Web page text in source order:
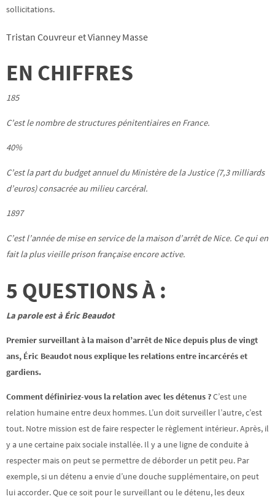
sollicitations.
Tristan Couvreur et Vianney Masse
EN CHIFFRES
185
C’est le nombre de structurespénitentiaires en France.
40%
C’est la part du budget annuel du Ministère de la Justice (7,3milliards
d’euros)consacrée au milieu carcéral.
1897
C’est l’année de mise en service de la maison d’arrêt de Nice. Ce qui en
fait la plus vieille prison française encore active.
5 QUESTIONS À :
La parole est à Éric Beaudot
Premier surveillant à la maison d’arrêt de Nice depuis plus de vingt
ans, Éric Beaudot nous explique les relations entre incarcérés et
gardiens.
Comment définiriez-vous la relation avec les détenus ?C’est une
relation humaine entre deux hommes. L’un doit surveiller l’autre, c’est
tout. Notre mission est de faire respecter le règlement intérieur. Après, il
y a une certaine paix sociale installée. Il y a une ligne de conduite à
respecter mais on peut se permettre de déborder un petit peu. Par
exemple, si un détenu a envie d’une douche supplémentaire, on peut
lui accorder. Que ce soit pour le surveillant ou le détenu, les deux